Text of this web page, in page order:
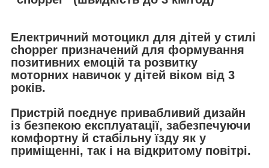
Електричний мотоцикл для дітей у стилі
chopper призначений для формування
позитивних емоцій та розвитку
моторних навичок у дітей віком від 3
років.
Пристрій поєднує привабливий дизайн
із безпекою експлуатації, забезпечуючи
комфортну й стабільну їзду як у
приміщенні, так і на відкритому повітрі.